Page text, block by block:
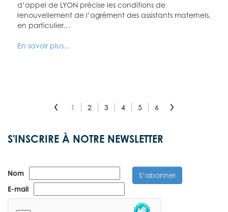
d’appel de LYON précise les conditions de
renouvellement de l’agrément des assistants maternels,
en particulier…
En savoir plus...
1 2 3 4 5 6
S'INSCRIRE À NOTRE NEWSLETTER
Nom
E-mail
S’abonner